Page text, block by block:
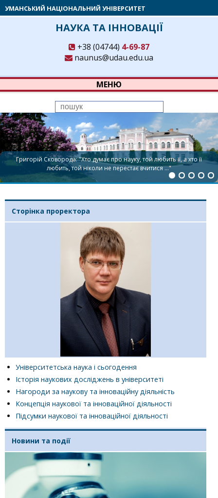
УМАНСЬКИЙ НАЦІОНАЛЬНИЙ УНІВЕРСИТЕТ
НАУКА ТА ІННОВАЦІЇ
+38 (04744) 4-69-87
naunus@udau.edu.ua
МЕНЮ
Григорій Сковорода: "Хто думає про науку, той любить її, а хто її
любить, той ніколи не перестає вчитися …"
Іван Франко: "Добру науку приймай, хоч її від простого чуєш; злої ж
на ум не бери, хоч би й святий говорив"
Сторінка проректора
Університетська наука і сьогодення
Історія наукових досліджень в університеті
Нагороди за наукову та інноваційну діяльність
Концепція наукової та інноваційної діяльності
Підсумки наукової та інноваційної діяльності
Новини та події